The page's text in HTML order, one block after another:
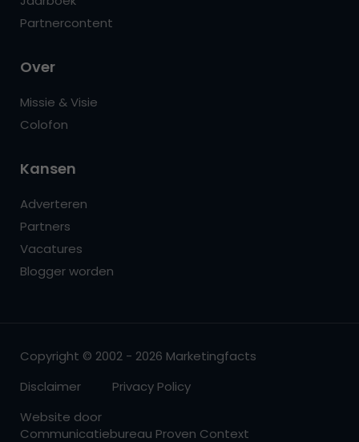
Partnercontent
Over
Missie & Visie
Colofon
Kansen
Adverteren
Partners
Vacatures
Blogger worden
Copyright © 2002 - 2026 Marketingfacts
Disclaimer
Privacy Policy
Website door
Communicatiebureau Proven Context